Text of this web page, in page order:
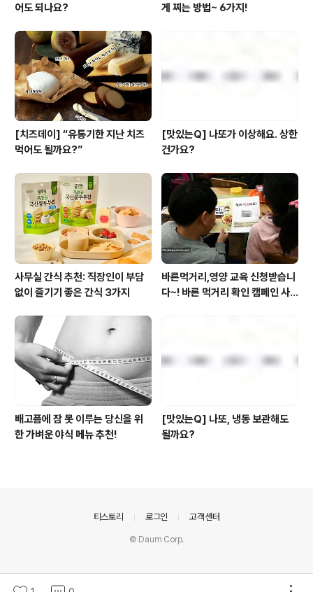
어도 되나요?
게 찌는 방법~ 6가지!
[치즈데이] “유통기한 지난 치즈
먹어도 될까요?”
[맛있는Q] 나또가 이상해요. 상한
건가요?
사무실 간식 추천: 직장인이 부담
없이 즐기기 좋은 간식 3가지
바른먹거리,영양 교육 신청받습니
다~! 바른 먹거리 확인 캠페인 사
배고픔에 잠 못 이루는 당신을 위
한 가벼운 야식 메뉴 추천!
[맛있는Q] 나또, 냉동 보관해도
될까요?
티스토리 로그인 고객센터
© Daum Corp.